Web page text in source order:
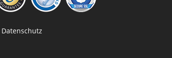
Datenschutz